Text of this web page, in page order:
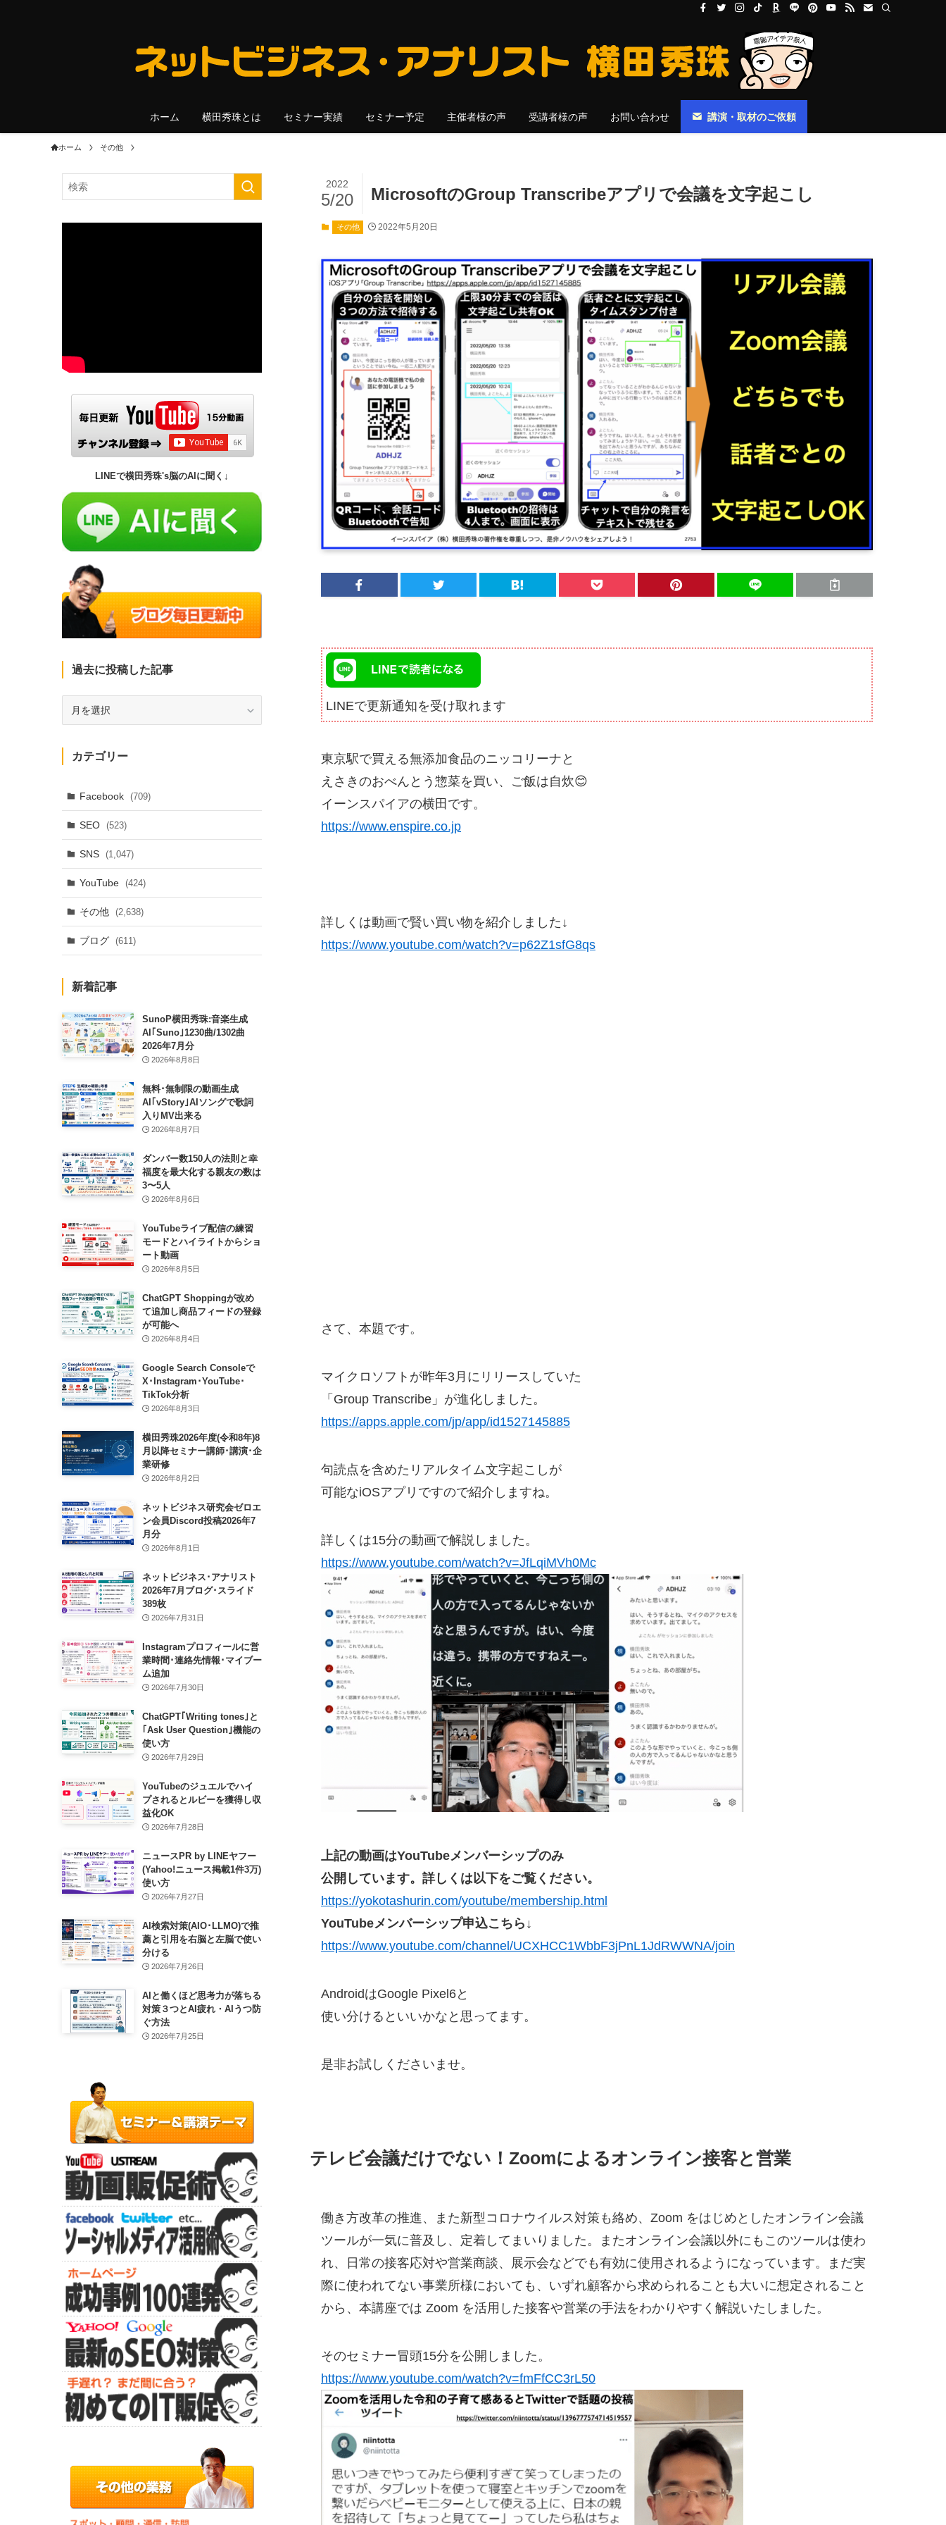
ホーム 横田秀珠とは セミナー実績 セミナー予定 主催者様の声 受講者様の声 お問い合わせ 講演・取材のご依頼
ホーム その他
MicrosoftのGroup Transcribeアプリで会議を文字起こし
2022
5/20
その他 2022年5月20日
LINEで更新通知を受け取れます
東京駅で買える無添加食品のニッコリーナと
えさきのおべんとう惣菜を買い、ご飯は自炊😊
イーンスパイアの横田です。
https://www.enspire.co.jp
詳しくは動画で賢い買い物を紹介しました↓
https://www.youtube.com/watch?v=p62Z1sfG8qs
さて、本題です。
マイクロソフトが昨年3月にリリースしていた
「Group Transcribe」が進化しました。
https://apps.apple.com/jp/app/id1527145885
句読点を含めたリアルタイム文字起こしが
可能なiOSアプリですので紹介しますね。
詳しくは15分の動画で解説しました。
https://www.youtube.com/watch?v=JfLqiMVh0Mc
上記の動画はYouTubeメンバーシップのみ
公開しています。詳しくは以下をご覧ください。
https://yokotashurin.com/youtube/membership.html
YouTubeメンバーシップ申込こちら↓
https://www.youtube.com/channel/UCXHCC1WbbF3jPnL1JdRWWNA/join
AndroidはGoogle Pixel6と
使い分けるといいかなと思ってます。
是非お試しくださいませ。
テレビ会議だけでない！Zoomによるオンライン接客と営業
働き方改革の推進、また新型コロナウイルス対策も絡め、Zoom をはじめとしたオンライン会議
ツールが一気に普及し、定着してまいりました。またオンライン会議以外にもこのツールは使わ
れ、日常の接客応対や営業商談、展示会などでも有効に使用されるようになっています。まだ実
際に使われてない事業所様においても、いずれ顧客から求められることも大いに想定されること
から、本講座では Zoom を活用した接客や営業の手法をわかりやすく解説いたしました。
そのセミナー冒頭15分を公開しました。
https://www.youtube.com/watch?v=fmFfCC3rL50
LINEで横田秀珠's脳のAIに聞く↓
過去に投稿した記事
投
稿
た
記
事
カテゴリー
Facebook (709)
SEO (523)
SNS (1,047)
YouTube (424)
その他 (2,638)
ブログ (611)
新着記事
SunoP横田秀珠:音楽生成
AI｢Suno｣1230曲/1302曲
2026年7月分
2026年8月8日
無料･無制限の動画生成
AI｢vStory｣AIソングで歌詞
入りMV出来る
2026年8月7日
ダンバー数150人の法則と幸
福度を最大化する親友の数は
3〜5人
2026年8月6日
YouTubeライブ配信の練習
モードとハイライトからショ
ート動画
2026年8月5日
ChatGPT Shoppingが改め
て追加し商品フィードの登録
が可能へ
2026年8月4日
Google Search Consoleで
X･Instagram･YouTube･
TikTok分析
2026年8月3日
横田秀珠2026年度(令和8年)8
月以降セミナー講師･講演･企
業研修
2026年8月2日
ネットビジネス研究会ゼロエ
ン会員Discord投稿2026年7
月分
2026年8月1日
ネットビジネス･アナリスト
2026年7月ブログ･スライド
389枚
2026年7月31日
Instagramプロフィールに営
業時間･連絡先情報･マイブー
ム追加
2026年7月30日
ChatGPT｢Writing tones｣と
｢Ask User Question｣機能の
使い方
2026年7月29日
YouTubeのジュエルでハイ
プされるとルビーを獲得し収
益化OK
2026年7月28日
ニュースPR by LINEヤフー
(Yahoo!ニュース掲載1件3万)
使い方
2026年7月27日
AI検索対策(AIO･LLMO)で推
薦と引用を右脳と左脳で使い
分ける
2026年7月26日
AIと働くほど思考力が落ちる
対策３つとAI疲れ・AIうつ防
ぐ方法
2026年7月25日